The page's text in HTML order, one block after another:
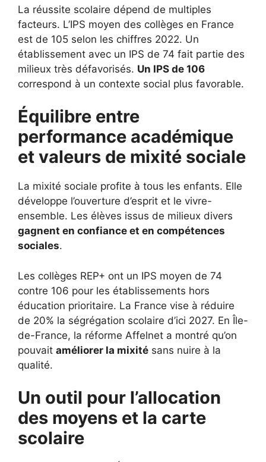
La réussite scolaire dépend de multiples
facteurs. L’IPS moyen des collèges en France
est de 105 selon les chiffres 2022. Un
établissement avec un IPS de 74 fait partie des
milieux très défavorisés. Un IPS de 106
correspond à un contexte social plus favorable.
Équilibre entre
performance académique
et valeurs de mixité sociale
La mixité sociale profite à tous les enfants. Elle
développe l’ouverture d’esprit et le vivre-
ensemble. Les élèves issus de milieux divers
gagnent en confiance et en compétences
sociales.
Les collèges REP+ ont un IPS moyen de 74
contre 106 pour les établissements hors
éducation prioritaire. La France vise à réduire
de 20% la ségrégation scolaire d’ici 2027. En Île-
de-France, la réforme Affelnet a montré qu’on
pouvait améliorer la mixité sans nuire à la
qualité.
Un outil pour l’allocation
des moyens et la carte
scolaire